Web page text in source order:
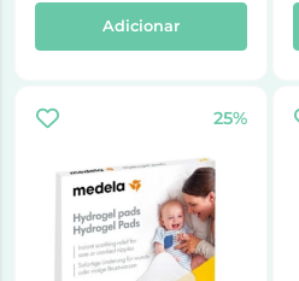
Adicionar
25%